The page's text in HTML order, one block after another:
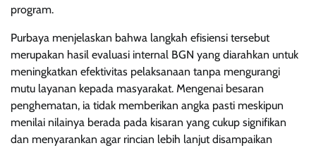
program.
Purbaya menjelaskan bahwa langkah efisiensi tersebut
merupakan hasil evaluasi internal BGN yang diarahkan untuk
meningkatkan efektivitas pelaksanaan tanpa mengurangi
mutu layanan kepada masyarakat. Mengenai besaran
penghematan, ia tidak memberikan angka pasti meskipun
menilai nilainya berada pada kisaran yang cukup signifikan
dan menyarankan agar rincian lebih lanjut disampaikan